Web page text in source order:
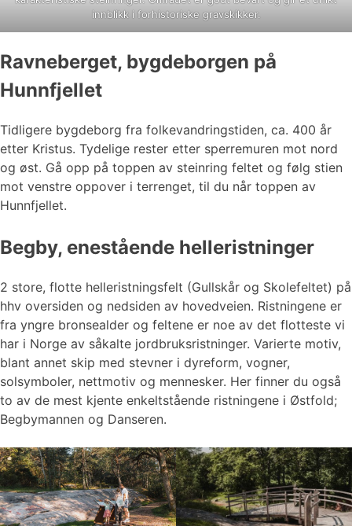
innblikk i forhistoriske gravskikker.
Ravneberget, bygdeborgen på
Hunnfjellet
Tidligere bygdeborg fra folkevandringstiden, ca. 400 år
etter Kristus. Tydelige rester etter sperremuren mot nord
og øst. Gå opp på toppen av steinring feltet og følg stien
mot venstre oppover i terrenget, til du når toppen av
Hunnfjellet.
Begby, enestående helleristninger
2 store, flotte helleristningsfelt (Gullskår og Skolefeltet) på
hhv oversiden og nedsiden av hovedveien. Ristningene er
fra yngre bronsealder og feltene er noe av det flotteste vi
har i Norge av såkalte jordbruksristninger. Varierte motiv,
blant annet skip med stevner i dyreform, vogner,
solsymboler, nettmotiv og mennesker. Her finner du også
to av de mest kjente enkeltstående ristningene i Østfold;
Begbymannen og Danseren.